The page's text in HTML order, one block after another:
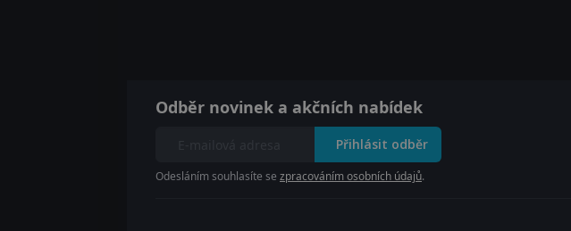
Odběr novinek a akčních nabídek
Přihlásit odběr
Odesláním souhlasíte se zpracováním osobních údajů.